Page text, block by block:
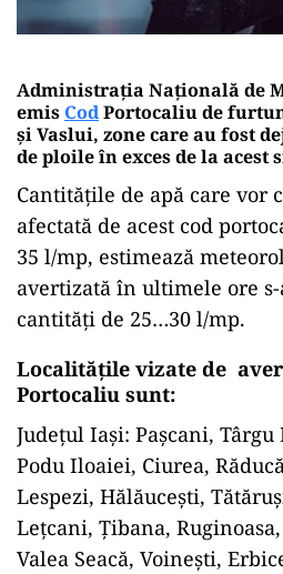
Administrația Națională de
emis CodPortocaliu de
și Vaslui, zone care au fost
de ploile în exces de la acest
Cantitățile de apă care vor
afectată de acest cod
35 l/mp, estimează
avertizată în ultimele ore
cantități de 25…30 l/mp.
Localitățile vizate de
Portocaliu sunt:
Județul Iaşi: Pașcani, Târgu
Podu Iloaiei, Ciurea,
Lespezi, Hălăucești,
Lețcani, Țibana,
Valea Seacă, Voinești,